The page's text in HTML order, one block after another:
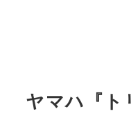
ヤマハ『ト